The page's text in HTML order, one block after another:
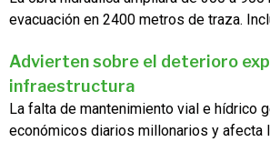
evacuación en 2400 metros de traza.
Advierten sobre el deterioro
infraestructura
La falta de mantenimiento vial e hídrico
económicos diarios millonarios y afecta